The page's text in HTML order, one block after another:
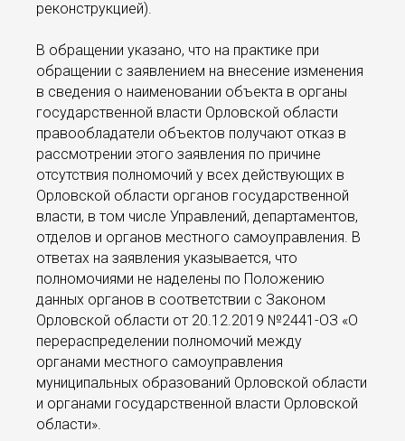
реконструкцией).
В обращении указано, что на практике при
обращении с заявлением на внесение изменения
в сведения о наименовании объекта в органы
государственной власти Орловской области
правообладатели объектов получают отказ в
рассмотрении этого заявления по причине
отсутствия полномочий у всех действующих в
Орловской области органов государственной
власти, в том числе Управлений, департаментов,
отделов и органов местного самоуправления. В
ответах на заявления указывается, что
полномочиями не наделены по Положению
данных органов в соответствии с Законом
Орловской области от 20.12.2019 №2441-ОЗ «О
перераспределении полномочий между
органами местного самоуправления
муниципальных образований Орловской области
и органами государственной власти Орловской
области».